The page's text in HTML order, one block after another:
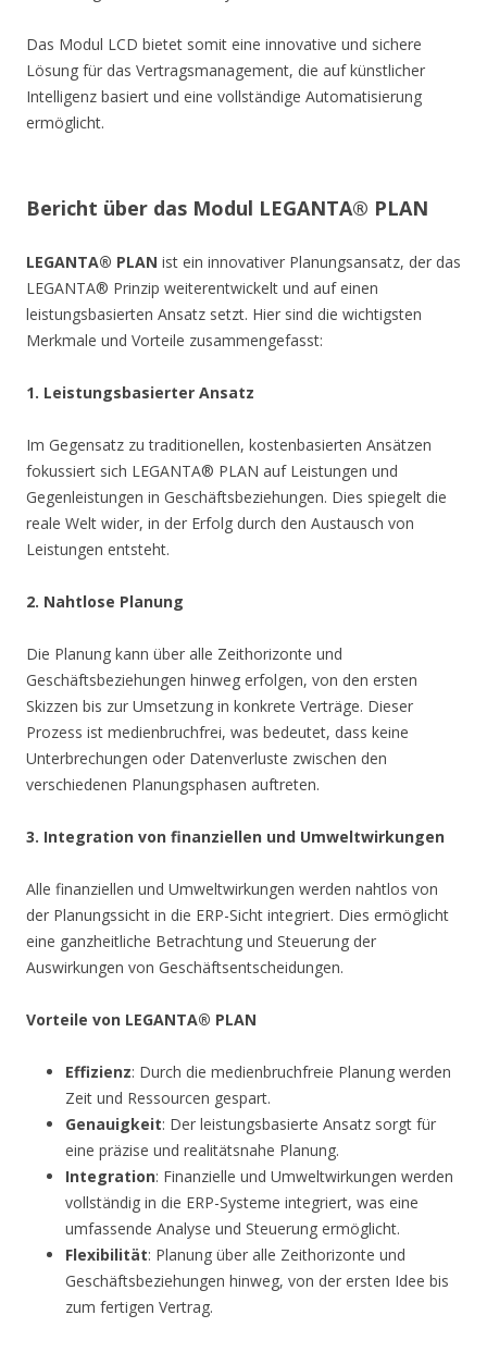
Das Modul LCD bietet somit eine innovative und sichere
Lösung für das Vertragsmanagement, die auf künstlicher
Intelligenz basiert und eine vollständige Automatisierung
ermöglicht.
Bericht über das Modul LEGANTA® PLAN
LEGANTA® PLAN ist ein innovativer Planungsansatz, der das
LEGANTA® Prinzip weiterentwickelt und auf einen
leistungsbasierten Ansatz setzt. Hier sind die wichtigsten
Merkmale und Vorteile zusammengefasst:
1. Leistungsbasierter Ansatz
Im Gegensatz zu traditionellen, kostenbasierten Ansätzen
fokussiert sich LEGANTA® PLAN auf Leistungen und
Gegenleistungen in Geschäftsbeziehungen. Dies spiegelt die
reale Welt wider, in der Erfolg durch den Austausch von
Leistungen entsteht.
2. Nahtlose Planung
Die Planung kann über alle Zeithorizonte und
Geschäftsbeziehungen hinweg erfolgen, von den ersten
Skizzen bis zur Umsetzung in konkrete Verträge. Dieser
Prozess ist medienbruchfrei, was bedeutet, dass keine
Unterbrechungen oder Datenverluste zwischen den
verschiedenen Planungsphasen auftreten.
3. Integration von finanziellen und Umweltwirkungen
Alle finanziellen und Umweltwirkungen werden nahtlos von
der Planungssicht in die ERP-Sicht integriert. Dies ermöglicht
eine ganzheitliche Betrachtung und Steuerung der
Auswirkungen von Geschäftsentscheidungen.
Vorteile von LEGANTA® PLAN
Effizienz: Durch die medienbruchfreie Planung werden
Zeit und Ressourcen gespart.
Genauigkeit: Der leistungsbasierte Ansatz sorgt für
eine präzise und realitätsnahe Planung.
Integration: Finanzielle und Umweltwirkungen werden
vollständig in die ERP-Systeme integriert, was eine
umfassende Analyse und Steuerung ermöglicht.
Flexibilität: Planung über alle Zeithorizonte und
Geschäftsbeziehungen hinweg, von der ersten Idee bis
zum fertigen Vertrag.